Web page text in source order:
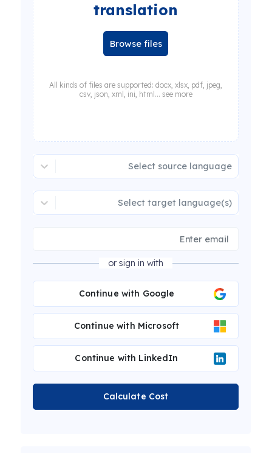
translation
Browse files
All kinds of files are supported: docx, xlsx, pdf, jpeg,
csv, json, xml, ini, html... see more
Select source language
Select target language(s)
or sign in with
Continue with Google
Continue with Microsoft
Continue with LinkedIn
Calculate Cost